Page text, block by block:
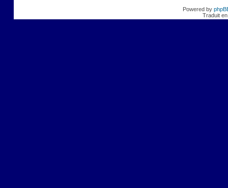
Powered by
Traduit